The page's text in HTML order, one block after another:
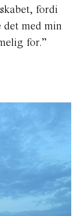
fordi
med min
for.”